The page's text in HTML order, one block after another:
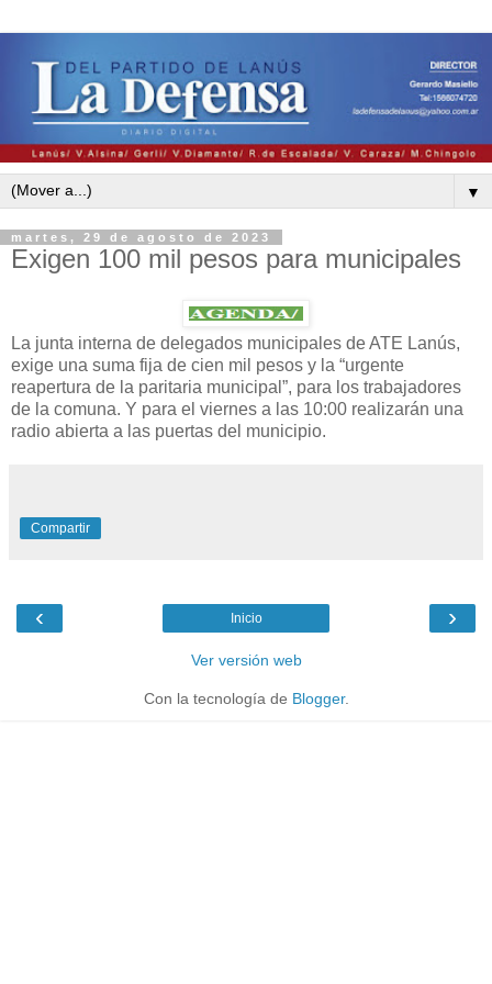
▼
martes, 29 de agosto de 2023
Exigen 100 mil pesos para municipales
La junta interna de delegados municipales de ATE Lanús,
exige una suma fija de cien mil pesos y la “urgente
reapertura de la paritaria municipal”, para los trabajadores
de la comuna. Y para el viernes a las 10:00 realizarán una
radio abierta a las puertas del municipio.
Compartir
‹ ›
Inicio
Ver versión web
Con la tecnología de Blogger.